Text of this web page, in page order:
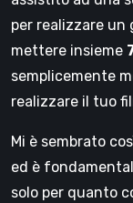
per realizzare un
mettere insieme
semplicemente
realizzare il tuo
Mi è sembrato
ed è
solo per quanto